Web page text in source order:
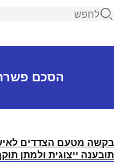
פתיחת חיפוש
הסכם פשרה בת"צ
בקשה מטעם הצדדים
תובענה ייצוגית ולמתן